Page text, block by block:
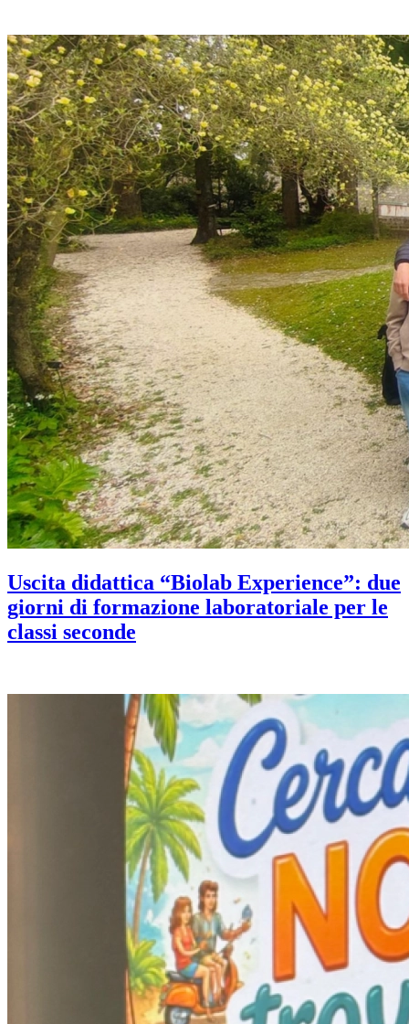
Uscita didattica “Biolab Experience”: due
giorni di formazione laboratoriale per le
classi seconde